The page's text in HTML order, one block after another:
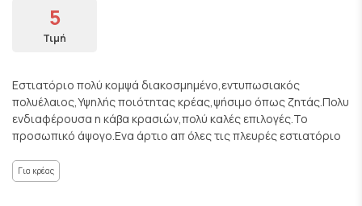
5
Τιμή
Εστιατόριο πολύ κομψά διακοσμημένο,εντυπωσιακός
πολυέλαιος,Υψηλής ποιότητας κρέας,ψήσιμο όπως ζητάς.Πολυ
ενδιαφέρουσα η κάβα κρασιών,πολύ καλές επιλογές.Το
προσωπικό άψογο.Ενα άρτιο απ όλες τις πλευρές εστιατόριο
Για κρέας